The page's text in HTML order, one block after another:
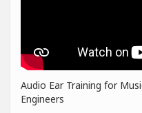
Audio Ear Training for
Engineers